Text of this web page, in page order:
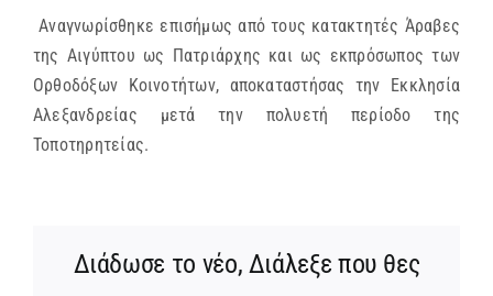
ΜΗΤΡΟΠΟΛΕΙΣ & ΕΠΙΣΚΟΠΕΣ
MEDIA
ΣΥΝΔΕΣΕΙΣ
Αναγνωρίσθηκε επισήμως από τους κατακτητές Άραβες
της Αιγύπτου ως Πατριάρχης και ως εκπρόσωπος των
Ορθοδόξων Κοινοτήτων, αποκαταστήσας την Εκκλησία
Αλεξανδρείας μετά την πολυετή περίοδο της
Τοποτηρητείας.
Διάδωσε το νέο, Διάλεξε που θες